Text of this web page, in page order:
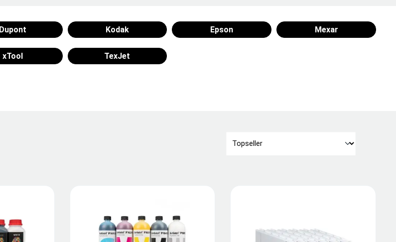
Dupont Kodak Epson Mexar
xTool TexJet